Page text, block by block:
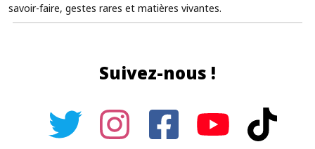
savoir-faire, gestes rares et matières vivantes.
Suivez-nous !